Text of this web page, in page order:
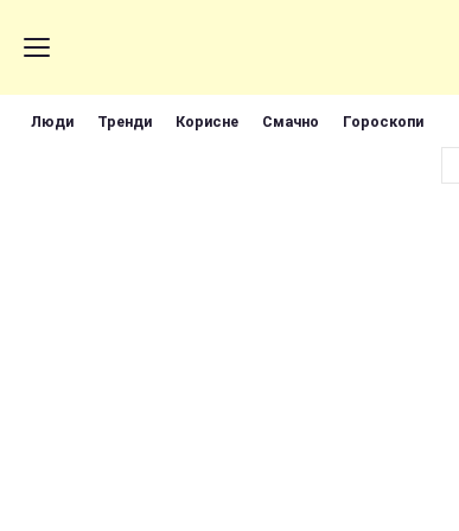
Люди Тренди Корисне Смачно Гороскопи